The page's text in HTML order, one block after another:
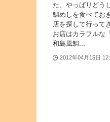
た。やっぱりどう
鯛めしを食べてお
店を探して行って
お店はカラフルな
和島風鯛...
2012年04月15日